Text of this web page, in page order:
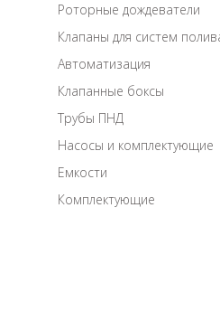
Роторные дождеватели
Клапаны для систем
Автоматизация
Клапанные боксы
Трубы ПНД
Насосы и комплектующие
Емкости
Комплектующие